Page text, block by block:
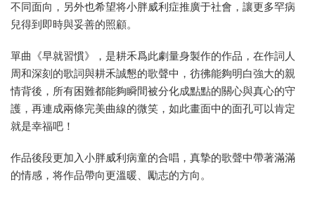
不同面向，另外也希望将小胖威利症推廣于社會，讓更多罕病
兒得到即時與妥善的照顧。
單曲《早就習慣》，是耕禾爲此劇量身製作的作品，在作詞人
周和深刻的歌詞與耕禾誠懇的歌聲中，彷彿能夠明白強大的親
情背後，所有困難都能夠瞬間被分化成點點的關心與真心的守
護，再連成兩條完美曲線的微笑，如此畫面中的面孔可以肯定
就是幸福吧！
作品後段更加入小胖威利病童的合唱，真摯的歌聲中帶著滿滿
的情感，将作品帶向更溫暖、勵志的方向。